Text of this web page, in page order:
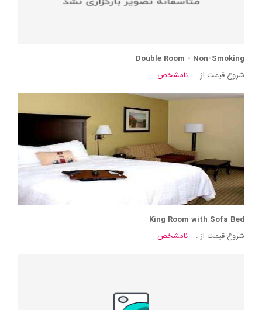
Double Room - Non-Smoking
شروع قیمت از :
نامشخص
King Room with Sofa Bed
شروع قیمت از :
نامشخص